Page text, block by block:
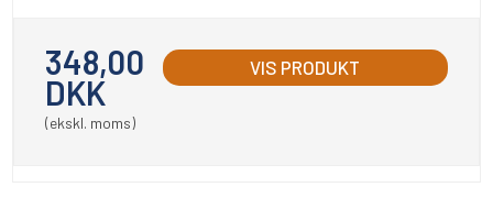
348,00
DKK
(ekskl. moms)
VIS PRODUKT